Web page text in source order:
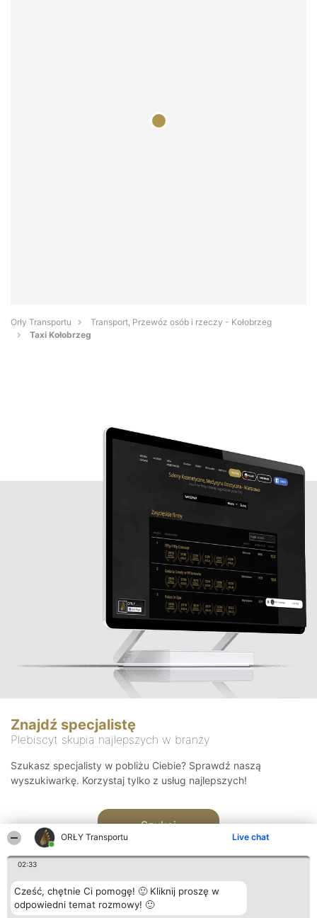
ORŁY Transportu Live chat
02:33
Cześć, chętnie Ci pomogę! 🙂 Kliknij proszę w
odpowiedni temat rozmowy! 🙂
Orły Transportu
Transport, Przewóz osób i rzeczy - Kołobrzeg
Taxi Kołobrzeg
Znajdź specjalistę
Plebiscyt skupia najlepszych w branży
Szukasz specjalisty w pobliżu Ciebie? Sprawdź naszą
wyszukiwarkę. Korzystaj tylko z usług najlepszych!
Szukaj